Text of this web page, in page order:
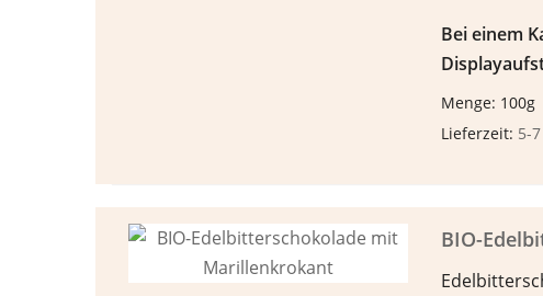
Bei einem
Menge: 100g
Lieferzeit: 5-
BIO-